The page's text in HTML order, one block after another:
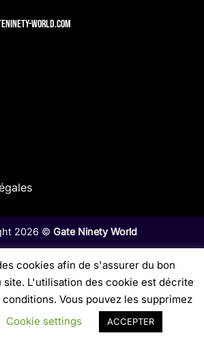
world.com
2026 © Gate Ninety World
cookies afin de s'assurer du bon
L'utilisation des cookie est décrite
Vous pouvez les supprimez
Cookie settings ACCEPTER